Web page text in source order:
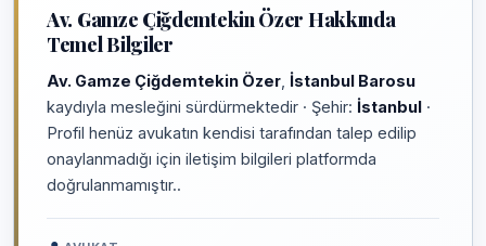
Av. Gamze Çiğdemtekin Özer Hakkında
Temel Bilgiler
Av. Gamze Çiğdemtekin Özer İstanbul Barosu
kaydıyla mesleğini sürdürmektedir · Şehir: İstanbul ·
Profil henüz avukatın kendisi tarafından talep edilip
onaylanmadığı için iletişim bilgileri platformda
doğrulanmamıştır..